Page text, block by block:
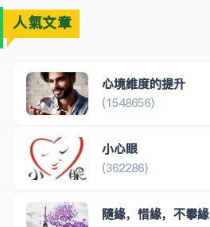
人氣文章
心境維度的提升
(1548656)
小心眼
(362286)
隨緣，惜緣，不攀緣